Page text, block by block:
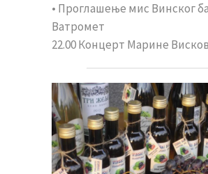
• Проглашење мис Винског
Ватромет
22.00 Концерт Марине